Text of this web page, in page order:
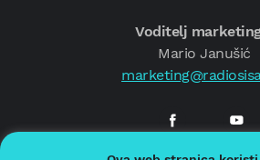
Voditelj
Mario Janušić